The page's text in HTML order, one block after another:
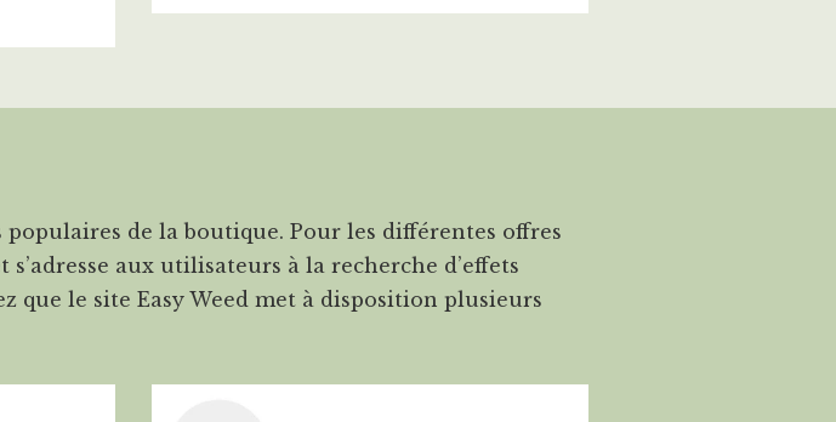
de la boutique. Pour les différentes offres
aux utilisateurs à la recherche d’effets
que le site Easy Weed met à disposition plusieurs